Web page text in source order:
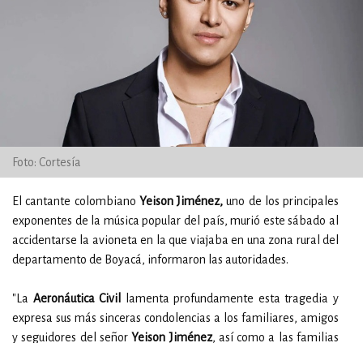
Foto: Cortesía
El cantante colombiano Yeison Jiménez, uno de los principales
exponentes de la música popular del país, murió este sábado al
accidentarse la avioneta en la que viajaba en una zona rural del
departamento de Boyacá, informaron las autoridades.
"La Aeronáutica Civil
lamenta profundamente esta tragedia y
expresa sus más sinceras condolencias a los familiares, amigos
y seguidores del señorYeison Jiménez, así como a las familias